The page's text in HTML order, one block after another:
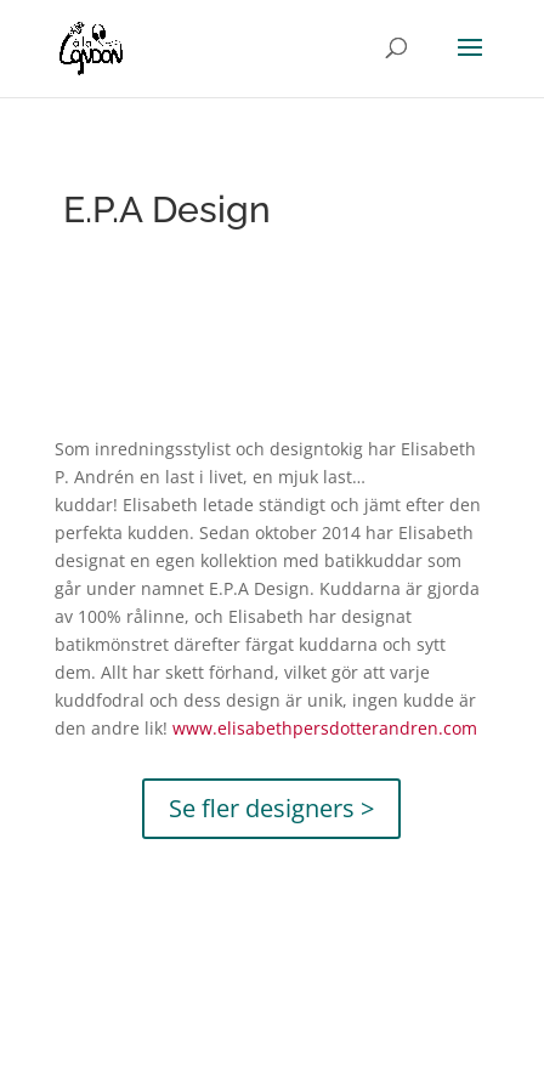
E.P.A Design
Som inredningsstylist och designtokig har Elisabeth
P. Andrén en last i livet, en mjuk last…
kuddar! Elisabeth letade ständigt och jämt efter den
perfekta kudden. Sedan oktober 2014 har Elisabeth
designat en egen kollektion med batikkuddar som
går under namnet E.P.A Design. Kuddarna är gjorda
av 100% rålinne, och Elisabeth har designat
batikmönstret därefter färgat kuddarna och sytt
dem. Allt har skett förhand, vilket gör att varje
kuddfodral och dess design är unik, ingen kudde är
den andre lik! www.elisabethpersdotterandren.com
Se fler designers >